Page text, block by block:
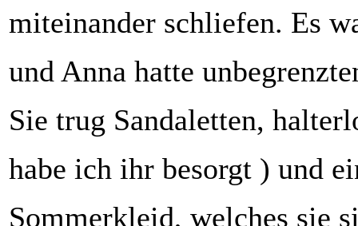
miteinander schliefen. Es
und Anna hatte
Sie trug Sandaletten,
habe ich ihr besorgt ) und
Sommerkleid, welches sie